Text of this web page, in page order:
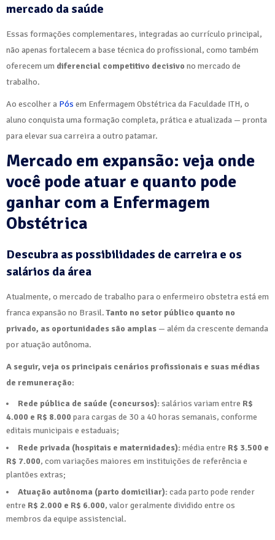
mercado da saúde
Essas formações complementares, integradas ao currículo principal,
não apenas fortalecem a base técnica do profissional, como também
oferecem um diferencial competitivo decisivo no mercado de
trabalho.
Ao escolher a Pós em Enfermagem Obstétrica da Faculdade ITH, o
aluno conquista uma formação completa, prática e atualizada — pronta
para elevar sua carreira a outro patamar.
Mercado em expansão: veja onde
você pode atuar e quanto pode
ganhar com a Enfermagem
Obstétrica
Descubra as possibilidades de carreira e os
salários da área
Atualmente, o mercado de trabalho para o enfermeiro obstetra está em
franca expansão no Brasil.Tanto no setor público quanto no
privado, as oportunidades são amplas — além da crescente demanda
por atuação autônoma.
A seguir, veja os principais cenários profissionais e suas médias
de remuneração:
Rede pública de saúde (concursos):salários variam entre R$
4.000 e R$ 8.000 para cargas de 30 a 40 horas semanais, conforme
editais municipais e estaduais;
Rede privada (hospitais e maternidades):média entre R$ 3.500 e
R$ 7.000, com variações maiores em instituições de referência e
plantões extras;
Atuação autônoma (parto domiciliar):cada parto pode render
entre R$ 2.000 e R$ 6.000, valor geralmente dividido entre os
membros da equipe assistencial.